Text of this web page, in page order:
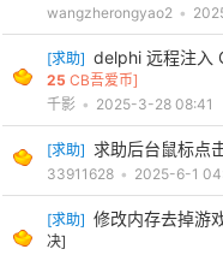
wangzherongyao2 •
[求助] delphi 远程注入
25 CB吾爱币]
千影 • 2025-3-28 08:41
[求助] 求助后台鼠标点
33911628 • 2025-6-1
[求助] 修改内存去掉游
决]